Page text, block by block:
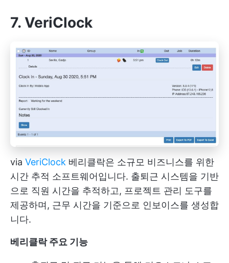
7. VeriClock
via VeriClock 베리클락은 소규모 비즈니스를 위한
시간 추적 소프트웨어입니다. 출퇴근 시스템을 기반
으로 직원 시간을 추적하고, 프로젝트 관리 도구를
제공하며, 근무 시간을 기준으로 인보이스를 생성합
니다.
베리클락 주요 기능